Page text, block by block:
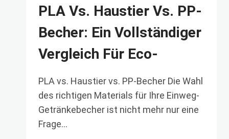
PLA Vs. Haustier Vs. PP-
Becher: Ein Vollständiger
Vergleich Für Eco-
PLA vs. Haustier vs. PP-Becher Die Wahl
des richtigen Materials für Ihre Einweg-
Getränkebecher ist nicht mehr nur eine
Frage…